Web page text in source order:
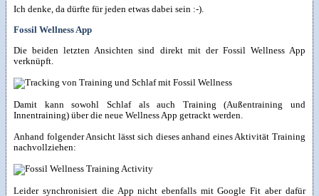
Ich denke, da dürfte für jeden etwas dabei sein :-).
Fossil Wellness App
Die beiden letzten Ansichten sind direkt mit der Fossil Wellness App
verknüpft.
Damit kann sowohl Schlaf als auch Training (Außentraining und
Innentraining) über die neue Wellness App getrackt werden.
Anhand folgender Ansicht lässt sich dieses anhand eines Aktivität Training
nachvollziehen:
Leider synchronisiert die App nicht ebenfalls mit Google Fit aber dafür